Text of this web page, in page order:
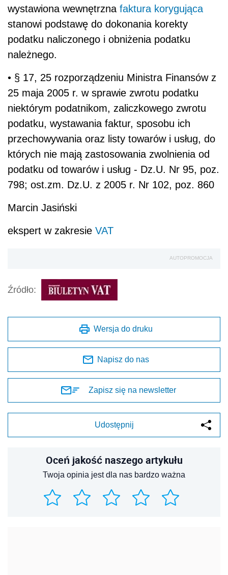
wystawiona wewnętrzna faktura korygująca
stanowi podstawę do dokonania korekty
podatku naliczonego i obniżenia podatku
należnego.
• § 17, 25 rozporządzeniu Ministra Finansów z
25 maja 2005 r. w sprawie zwrotu podatku
niektórym podatnikom, zaliczkowego zwrotu
podatku, wystawania faktur, sposobu ich
przechowywania oraz listy towarów i usług, do
których nie mają zastosowania zwolnienia od
podatku od towarów i usług - Dz.U. Nr 95, poz.
798; ost.zm. Dz.U. z 2005 r. Nr 102, poz. 860
Marcin Jasiński
ekspert w zakresie VAT
AUTOPROMOCJA
Źródło:
Wersja do druku
Napisz do nas
Zapisz się na newsletter
Udostępnij
Oceń jakość naszego artykułu
Twoja opinia jest dla nas bardzo ważna